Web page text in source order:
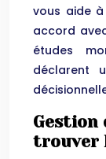
vous aide
accord
études
déclarent
Gestion
trouver